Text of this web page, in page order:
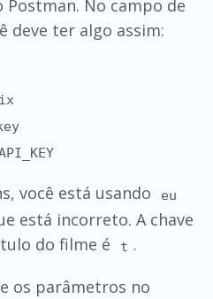
No campo de
deve ter algo assim:
você está usando eu
está incorreto. A chave
do filme é
t .
os parâmetros no